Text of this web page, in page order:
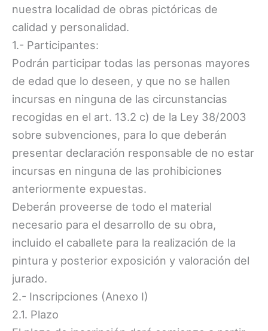
nuestra localidad de obras pictóricas de
calidad y personalidad.
1.- Participantes:
Podrán participar todas las personas mayores
de edad que lo deseen, y que no se hallen
incursas en ninguna de las circunstancias
recogidas en el art. 13.2 c) de la Ley 38/2003
sobre subvenciones, para lo que deberán
presentar declaración responsable de no estar
incursas en ninguna de las prohibiciones
anteriormente expuestas.
Deberán proveerse de todo el material
necesario para el desarrollo de su obra,
incluido el caballete para la realización de la
pintura y posterior exposición y valoración del
jurado.
2.- Inscripciones (Anexo I)
2.1. Plazo